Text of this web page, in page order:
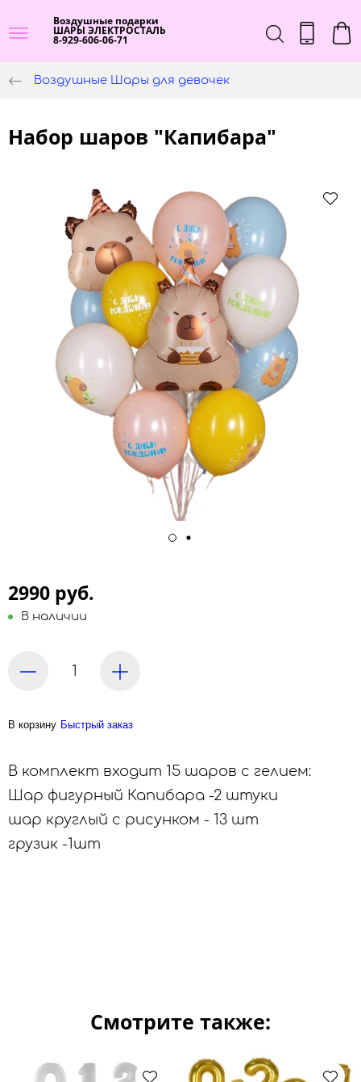
Воздушные подарки
ШАРЫ ЭЛЕКТРОСТАЛЬ
8-929-606-06-71
Воздушные Шары для девочек
Набор шаров "Капибара"
2990 руб.
В наличии
В корзину Быстрый заказ
В комплект входит 15 шаров с гелием:
Шар фигурный Капибара -2 штуки
шар круглый с рисунком - 13 шт
грузик -1шт
Смотрите также: